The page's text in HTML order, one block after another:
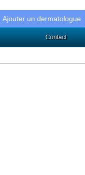
Ajouter un dermatologue
Contact